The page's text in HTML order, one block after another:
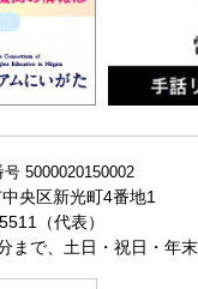
号 5000020150002
央区新光町4番地1
（代表）
まで、土日・祝日・年末